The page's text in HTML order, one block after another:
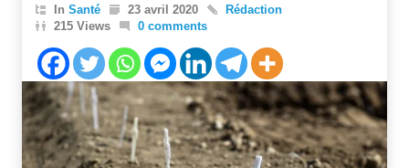
In Santé 23 avril 2020
Rédaction
215 Views
0 comments